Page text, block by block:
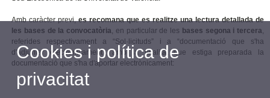
Amb caràcter previ,es recomana que es realitze una lectura detallada de
les bases de la convocatòria, en particular de les bases segona i tercera,
referides respectivament a “Sol·licituds” i a “documentació que s'ha
d'adjuntar electrònicament”, amb la finalitat que estiga preparada la
documentació que s'ha d'aportar electrònicament:
Cookies i política de
privacitat